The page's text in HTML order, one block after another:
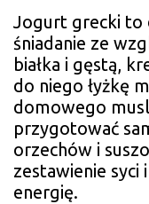
Jogurt grecki to
śniadanie ze
białka i gęstą,
do niego łyżkę
domowego
przygotować
orzechów i
zestawienie syci
energię.